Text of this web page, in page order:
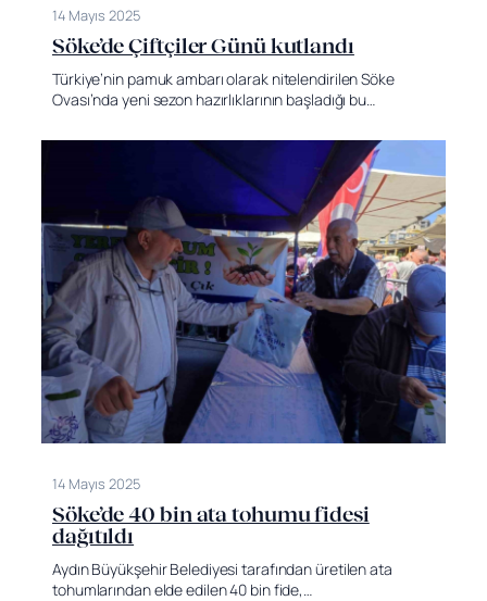
14 Mayıs 2025
Söke’de Çiftçiler Günü kutlandı
Türkiye’nin pamuk ambarı olarak nitelendirilen Söke
Ovası’nda yeni sezon hazırlıklarının başladığı bu…
14 Mayıs 2025
Söke’de 40 bin ata tohumu fidesi
dağıtıldı
Aydın Büyükşehir Belediyesi tarafından üretilen ata
tohumlarından elde edilen 40 bin fide,…